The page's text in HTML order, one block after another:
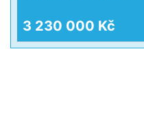
3 230 000 Kč